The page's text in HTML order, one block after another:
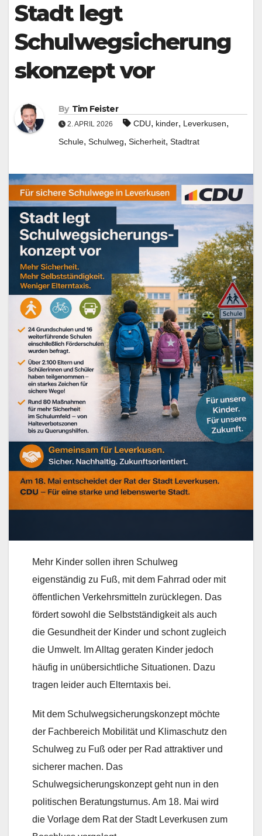
Underline links
Reset all options
cached
Leave feedback
Stadt legt
Schulwegsicherung
s­konzept vor
By Tim Feister
2. APRIL 2026 CDU, kinder, Leverkusen,
Schule, Schulweg, Sicherheit, Stadtrat
Mehr Kinder sollen ihren Schulweg
eigenständig zu Fuß, mit dem Fahrrad oder mit
öffentlichen Verkehrsmitteln zurücklegen. Das
fördert sowohl die Selbstständigkeit als auch
die Gesundheit der Kinder und schont zugleich
die Umwelt. Im Alltag geraten Kinder jedoch
häufig in unübersichtliche Situationen. Dazu
tragen leider auch Elterntaxis bei.
Mit dem Schulwegsicherungskonzept möchte
der Fachbereich Mobilität und Klimaschutz den
Schulweg zu Fuß oder per Rad attraktiver und
sicherer machen. Das
Schulwegsicherungskonzept geht nun in den
politischen Beratungsturnus. Am 18. Mai wird
die Vorlage dem Rat der Stadt Leverkusen zum